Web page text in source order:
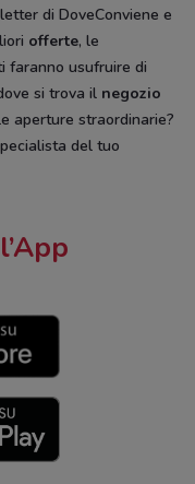
di DoveConviene e
offerte, le
faranno usufruire di
si trova il negozio
aperture straordinarie?
del tuo